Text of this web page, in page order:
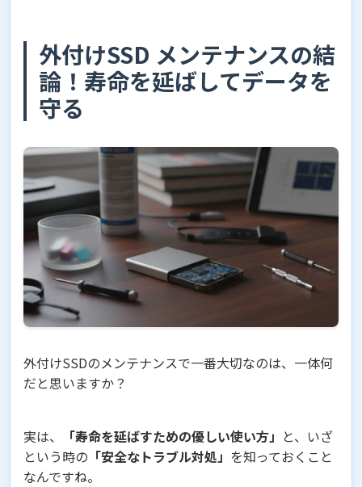
外付けSSD メンテナンスの結
論！寿命を延ばしてデータを
守る
外付けSSDのメンテナンスで一番大切なのは、一体何
だと思いますか？
実は、 「寿命を延ばすための優しい使い方」 と、いざ
という時の 「安全なトラブル対処」 を知っておくこと
なんですね。